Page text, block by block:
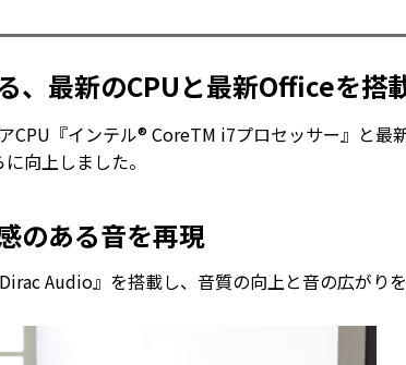
、最新のCPUと最新Officeを搭
『インテル® CoreTM i7プロセッサー』と最
向上しました。
のある音を再現
Audio』を搭載し、音質の向上と音の広がりを